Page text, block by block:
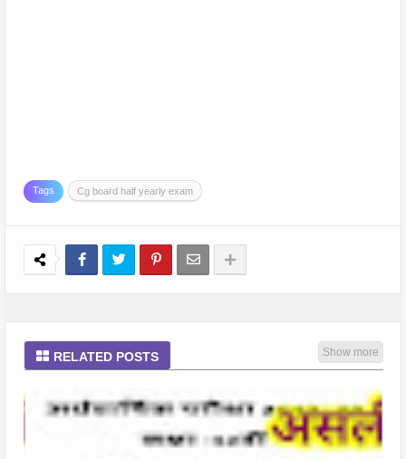
Tags Cg board half yearly exam
RELATED POSTS Show more